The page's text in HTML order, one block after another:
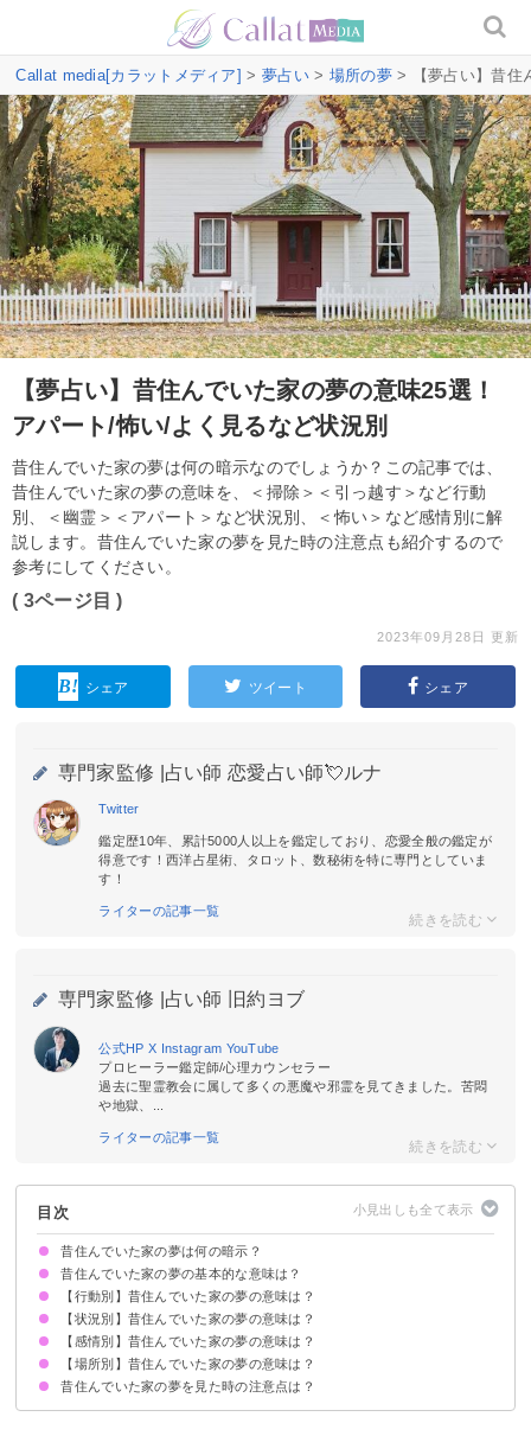
Callat media[カラットメディア] > 夢占い> 場所の夢> 【夢占い】昔住
【夢占い】昔住んでいた家の夢の意味25選！
アパート/怖い/よく見るなど状況別
昔住んでいた家の夢は何の暗示なのでしょうか？この記事では、
昔住んでいた家の夢の意味を、＜掃除＞＜引っ越す＞など行動
別、＜幽霊＞＜アパート＞など状況別、＜怖い＞など感情別に解
説します。昔住んでいた家の夢を見た時の注意点も紹介するので
参考にしてください。
( 3ページ目 )
2023年09月28日 更新
シェア ツイート シェア
専門家監修 | 占い師 恋愛占い師💘ルナ
Twitter
鑑定歴10年、累計5000人以上を鑑定しており、恋愛全般の鑑定が
得意です！西洋占星術、タロット、数秘術を特に専門としていま
す！
ライターの記事一覧
専門家監修 | 占い師 旧約ヨブ
公式HP X Instagram YouTube
プロヒーラー鑑定師/心理カウンセラー
過去に聖霊教会に属して多くの悪魔や邪霊を見てきました。苦悶
や地獄、...
ライターの記事一覧
目次
昔住んでいた家の夢は何の暗示？
昔住んでいた家の夢の基本的な意味は？
①過去を懐かしんでいる暗示
②現状に嫌気がさしているサイン
昔住んでいた家の夢ばかり見る場合は思い悩んでいる暗示
状況によって意味が決まる
【行動別】昔住んでいた家の夢の意味は？
昔住んでいた家を掃除する夢【吉夢】
昔住んでいた家を引っ越す夢【吉夢】
昔住んでいた家をリフォームする夢【吉夢】
昔住んでいた家を遠くから見る夢【吉夢】
昔住んでいた家にまた住む夢【吉夢・凶夢】
昔住んでいた家の場所に新しい家を建てる夢【吉夢・凶夢】
【状況別】昔住んでいた家の夢の意味は？
昔住んでいた家に幽霊が出る夢【吉夢・凶夢】
昔住んでいたアパートの夢【吉夢】
昔住んでいた家に知らない人がいる夢【吉夢】
昔住んでいた家が火事になる夢【吉夢】
昔住んでいた家で飼っていた犬が出てくる夢【吉夢・凶夢】
昔住んでいた家が壊れる夢【警告夢】
子供の頃に住んでいた家の夢【吉夢】
昔住んでいた家が暗い夢【警告夢】
昔住んでいた家が狭い夢【凶夢】
昔住んでいた家が新しい夢【吉夢】
昔住んでいた家が豪邸な夢【吉夢】
【感情別】昔住んでいた家の夢の意味は？
昔住んでいた家が怖い夢【凶夢】
昔住んでいた家が懐かしい夢【警告夢】
昔住んでいた家に寂しさを感じる夢【警告夢】
【場所別】昔住んでいた家の夢の意味は？
昔住んでいた家の部屋の夢【吉夢・凶夢】
昔住んでいた家のトイレの夢【吉夢】
昔住んでいた家のお風呂の夢【吉夢】
昔住んでいた家の台所の夢【警告夢】
昔住んでいた家の玄関ドアの夢【吉夢】
昔住んでいた家の夢を見た時の注意点は？
十分な休息を取る
吉夢なら話さず警告夢や凶夢は人に話す